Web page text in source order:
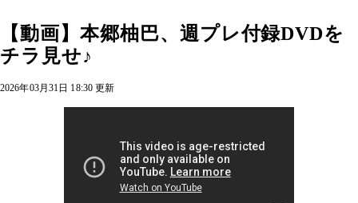
【動画】本郷柚巴、週プレ付録DVDを
チラ見せ♪
2026年03月31日 18:30 更新